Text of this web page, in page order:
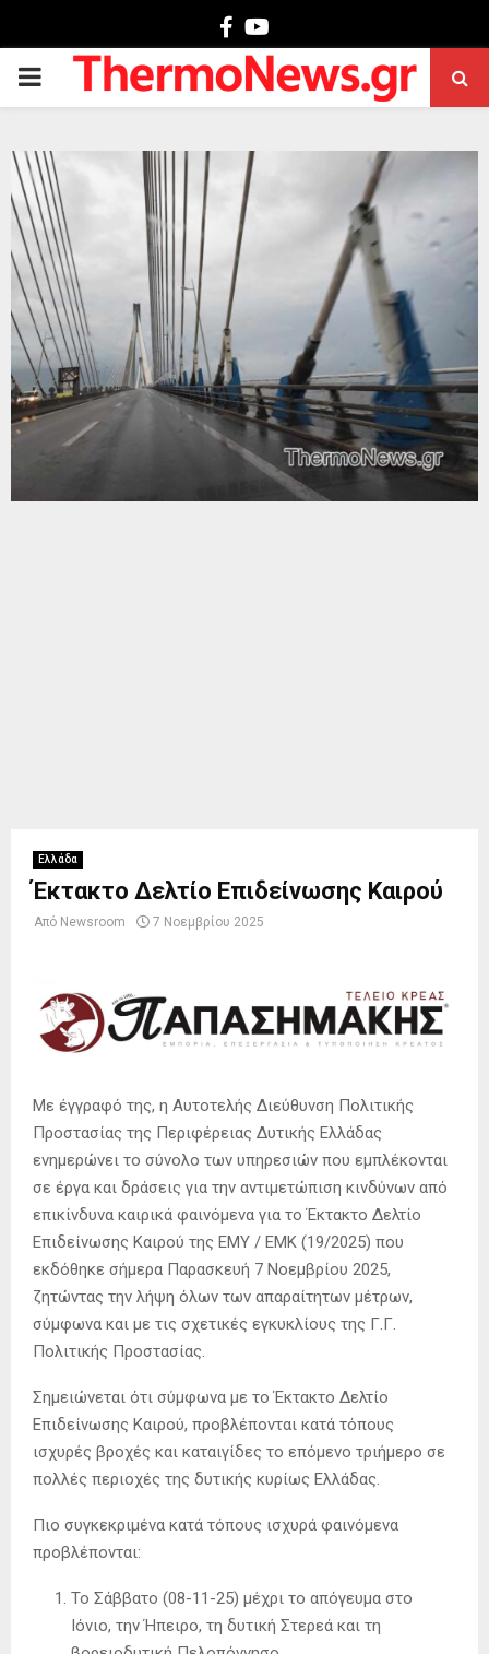
Facebook
PRIMARY
Ελλάδα
Έκτακτο Δελτίο Επιδείνωσης Καιρού
Από Newsroom 7 Νοεμβρίου 2025
Με έγγραφό της, η Αυτοτελής Διεύθυνση Πολιτικής
Προστασίας της Περιφέρειας Δυτικής Ελλάδας
ενημερώνει το σύνολο των υπηρεσιών που εμπλέκονται
σε έργα και δράσεις για την αντιμετώπιση κινδύνων από
επικίνδυνα καιρικά φαινόμενα για το Έκτακτο Δελτίο
Επιδείνωσης Καιρού της ΕΜΥ / ΕΜΚ (19/2025) που
εκδόθηκε σήμερα Παρασκευή 7 Νοεμβρίου 2025,
ζητώντας την λήψη όλων των απαραίτητων μέτρων,
σύμφωνα και με τις σχετικές εγκυκλίους της Γ.Γ.
Πολιτικής Προστασίας.
Σημειώνεται ότι σύμφωνα με το Έκτακτο Δελτίο
Επιδείνωσης Καιρού, προβλέπονται κατά τόπους
ισχυρές βροχές και καταιγίδες το επόμενο τριήμερο σε
πολλές περιοχές της δυτικής κυρίως Ελλάδας.
Πιο συγκεκριμένα κατά τόπους ισχυρά φαινόμενα
προβλέπονται:
Το Σάββατο (08-11-25) μέχρι το απόγευμα στο
Ιόνιο, την Ήπειρο, τη δυτική Στερεά και τη